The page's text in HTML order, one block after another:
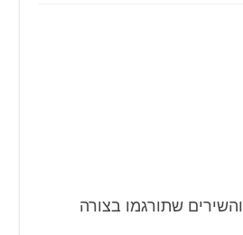
Steven Universe והשירים שתורגמו בצורה